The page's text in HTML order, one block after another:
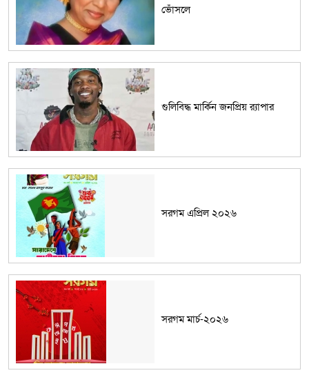
ভোঁসলে
গুলিবিদ্ধ মার্কিন জনপ্রিয় র‌্যাপার
সরগম এপ্রিল ২০২৬
সরগম মার্চ-২০২৬